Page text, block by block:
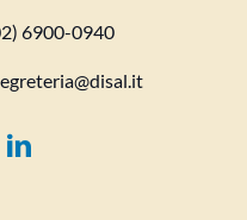
6900-0940